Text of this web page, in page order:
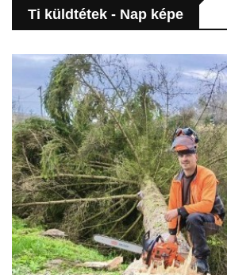
Ti küldtétek - Nap képe